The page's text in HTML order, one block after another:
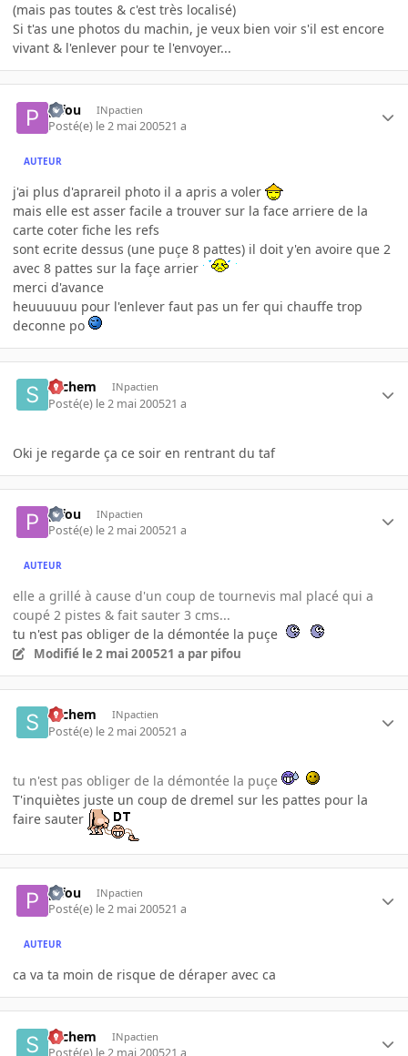
(mais pas toutes & c'est très localisé)
Si t'as une photos du machin, je veux bien voir s'il est encore
vivant & l'enlever pour te l'envoyer...
pifou INpactien
Posté(e) le 2 mai 200521 a
AUTEUR
j'ai plus d'aprareil photo il a apris a voler
mais elle est asser facile a trouver sur la face arriere de la
carte coter fiche les refs
sont ecrite dessus (une puçe 8 pattes) il doit y'en avoire que 2
avec 8 pattes sur la façe arrier
merci d'avance
heuuuuuu pour l'enlever faut pas un fer qui chauffe trop
deconne po
sachem INpactien
Posté(e) le 2 mai 200521 a
Oki je regarde ça ce soir en rentrant du taf
pifou INpactien
Posté(e) le 2 mai 200521 a
AUTEUR
elle a grillé à cause d'un coup de tournevis mal placé qui a
coupé 2 pistes & fait sauter 3 cms...
tu n'est pas obliger de la démontée la puçe
Modifié le 2 mai 200521 a par pifou
sachem INpactien
Posté(e) le 2 mai 200521 a
tu n'est pas obliger de la démontée la puçe
T'inquiètes juste un coup de dremel sur les pattes pour la
faire sauter
pifou INpactien
Posté(e) le 2 mai 200521 a
AUTEUR
ca va ta moin de risque de déraper avec ca
sachem INpactien
Posté(e) le 2 mai 200521 a